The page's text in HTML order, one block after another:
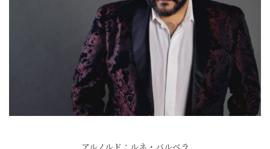
アルノルド：ルネ・バルベラ